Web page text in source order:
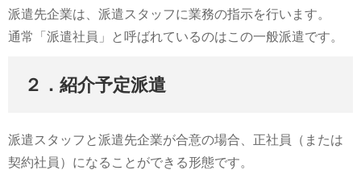
派遣先企業は、派遣スタッフに業務の指示を行います。
通常「派遣社員」と呼ばれているのはこの一般派遣です。
２．紹介予定派遣
派遣スタッフと派遣先企業が合意の場合、正社員（または
契約社員）になることができる形態です。